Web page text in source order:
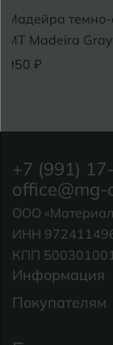
Мадейра
MT Madeira
950 ₽
Информация
Покупателям
+7 (991)
office@mg-
ООО «Материал
ИНН
КПП 500301001